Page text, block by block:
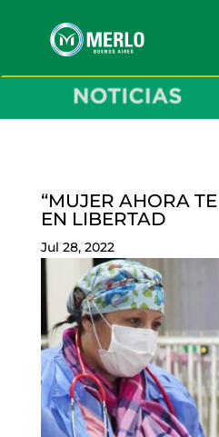
“MUJER AHORA
EN LIBERTAD
Jul 28, 2022